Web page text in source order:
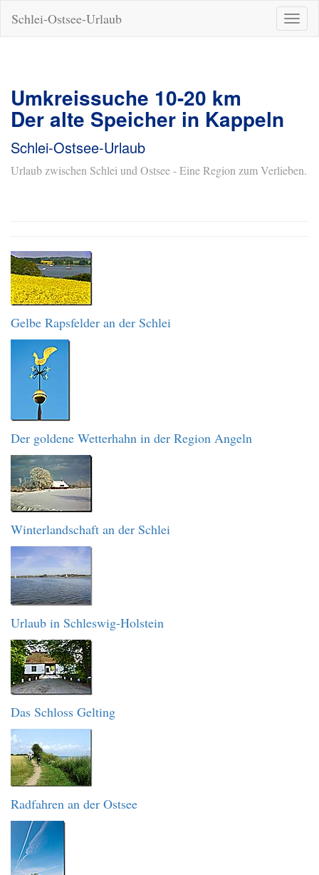
ein-/
Schlei-Ostsee-Urlaub
Umkreissuche 10-20 km
Der alte Speicher in Kappeln
Schlei-Ostsee-Urlaub
Urlaub zwischen Schlei und Ostsee - Eine Region zum Verlieben.
Gelbe Rapsfelder an der Schlei
Der goldene Wetterhahn in der Region Angeln
Winterlandschaft an der Schlei
Urlaub in Schleswig-Holstein
Das Schloss Gelting
Radfahren an der Ostsee